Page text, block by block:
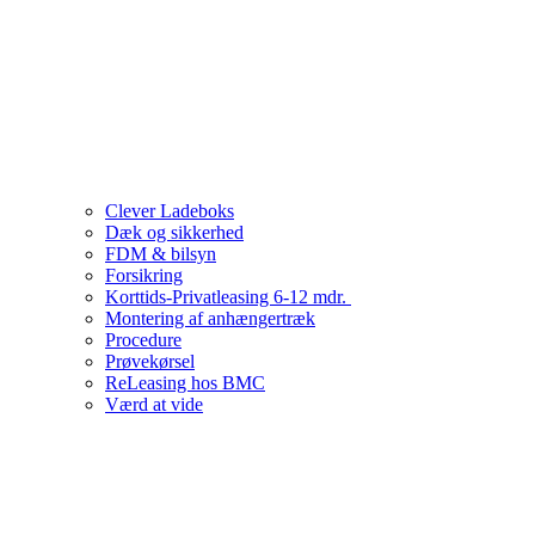
Clever Ladeboks
Dæk og sikkerhed
FDM & bilsyn
Forsikring
Korttids-Privatleasing 6-12 mdr.
Montering af anhængertræk
Procedure
Prøvekørsel
ReLeasing hos BMC
Værd at vide